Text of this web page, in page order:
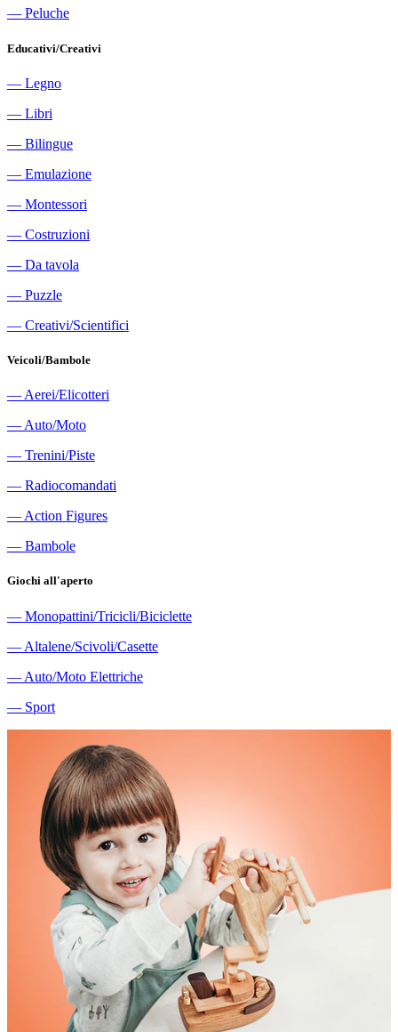
― Peluche
Educativi/Creativi
― Legno
― Libri
― Bilingue
― Emulazione
― Montessori
― Costruzioni
― Da tavola
― Puzzle
― Creativi/Scientifici
Veicoli/Bambole
― Aerei/Elicotteri
― Auto/Moto
― Trenini/Piste
― Radiocomandati
― Action Figures
― Bambole
Giochi all'aperto
― Monopattini/Tricicli/Biciclette
― Altalene/Scivoli/Casette
― Auto/Moto Elettriche
― Sport